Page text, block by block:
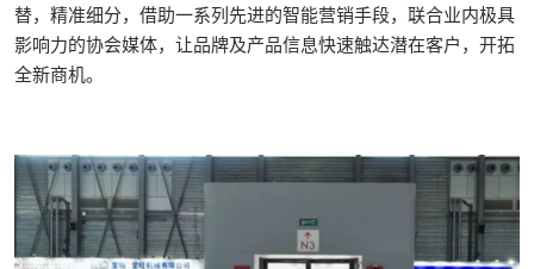
替，精准细分，借助一系列先进的智能营销手段，联合业内极具
影响力的协会媒体，让品牌及产品信息快速触达潜在客户，开拓
全新商机。